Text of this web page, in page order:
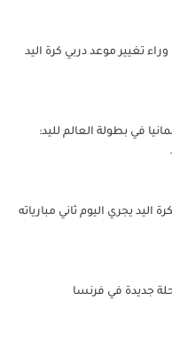
تغيير موعد دربي كرة اليد
في بطولة العالم لليد:
اليد يجري اليوم ثاني مبارياته
جديدة في فرنسا